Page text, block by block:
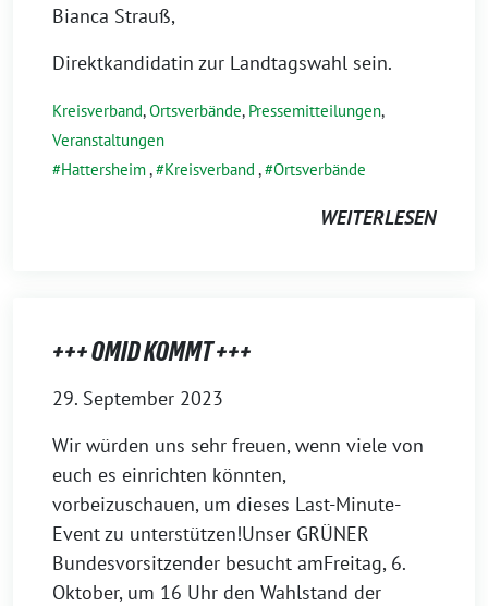
Bianca Strauß,
Direktkandidatin zur Landtagswahl sein.
Kreisverband,Ortsverbände, Pressemitteilungen,
Veranstaltungen
Hattersheim, Kreisverband , Ortsverbände
WEITERLESEN
+++ OMID KOMMT +++
29. September 2023
Wir würden uns sehr freuen, wenn viele von
euch es einrichten könnten,
vorbeizuschauen, um dieses Last-Minute-
Event zu unterstützen!Unser GRÜNER
Bundesvorsitzender besucht amFreitag, 6.
Oktober, um 16 Uhr den Wahlstand der